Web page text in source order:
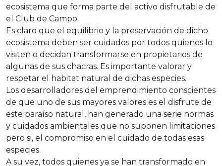
ecosistema que forma parte del activo disfrutable de
el Club de Campo.
Es claro que el equilibrio y la preservación de dicho
ecosistema deben ser cuidados por todos quienes lo
visiten o decidan transformarse en propietarios de
algunas de sus chacras. Es importante valorar y
respetar el habitat natural de dichas especies.
Los desarrolladores del emprendimiento conscientes
de que uno de sus mayores valores es el disfrute de
este paraíso natural, han generado una serie normas
y cuidados ambientales que no suponen limitaciones
pero si, el compromiso en el cuidado de todas esas
especies.
A su vez, todos quienes ya se han transformado en